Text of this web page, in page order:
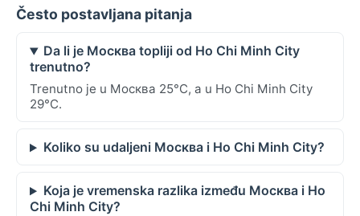
Često postavljana pitanja
Da li je Москва topliji od Ho Chi Minh City
trenutno?
Trenutno je u Москва 25°C, a u Ho Chi Minh City
29°C.
Koliko su udaljeni Москва i Ho Chi Minh City?
Koja je vremenska razlika između Москва i Ho
Chi Minh City?